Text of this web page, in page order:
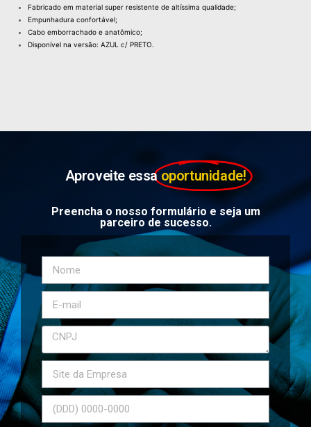
Fabricado em material super resistente de altíssima qualidade;
Empunhadura confortável;
Cabo emborrachado e anatômico;
Disponível na versão: AZUL c/ PRETO.
Aproveite essa oportunidade!
Preencha o nosso formulário e seja um
parceiro de sucesso.